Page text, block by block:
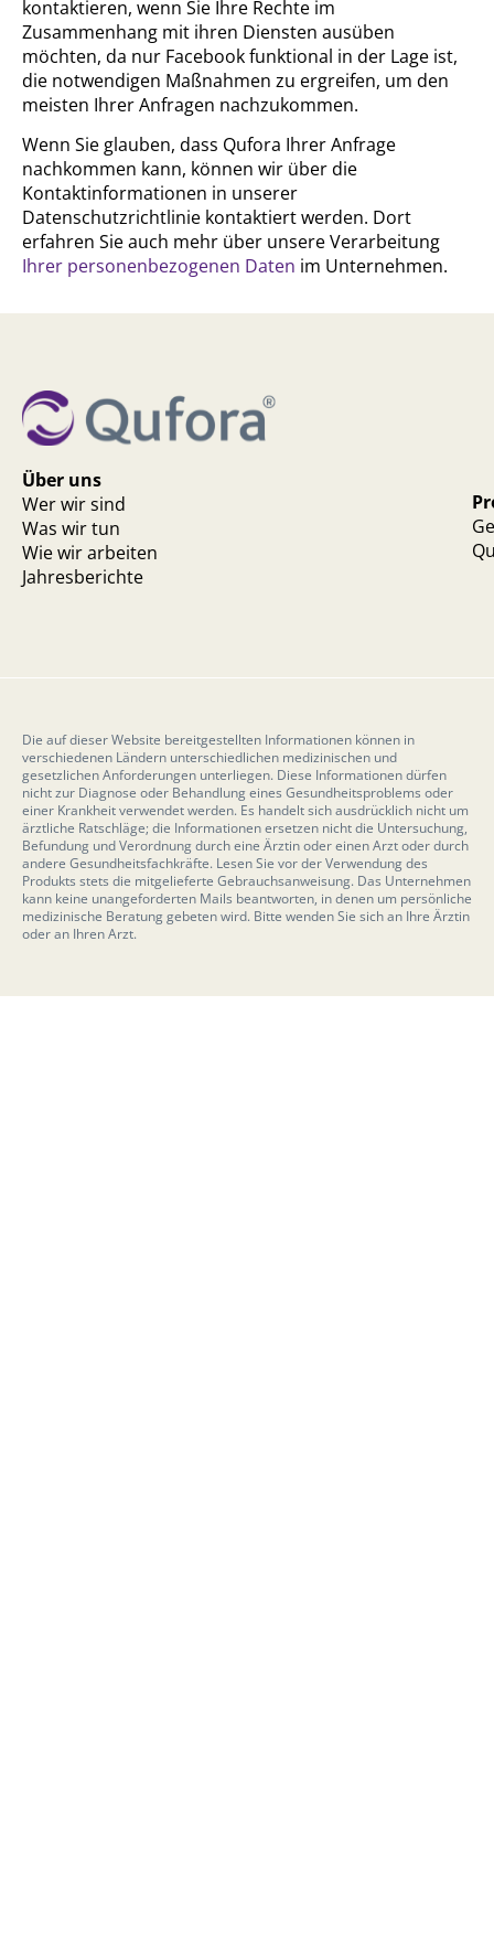
kontaktieren, wenn Sie Ihre Rechte im
Zusammenhang mit ihren Diensten ausüben
möchten, da nur Facebook funktional in der Lage ist,
die notwendigen Maßnahmen zu ergreifen, um den
meisten Ihrer Anfragen nachzukommen.
Wenn Sie glauben, dass Qufora Ihrer Anfrage
nachkommen kann, können wir über die
Kontaktinformationen in unserer
Datenschutzrichtlinie kontaktiert werden. Dort
erfahren Sie auch mehr über unsere Verarbeitung
Ihrer personenbezogenen Daten im Unternehmen.
Über uns
Wer wir sind
Was wir tun
Wie wir arbeiten
Jahresberichte
Die auf dieser Website bereitgestellten Informationen können in
verschiedenen Ländern unterschiedlichen medizinischen und
gesetzlichen Anforderungen unterliegen. Diese Informationen dürfen
nicht zur Diagnose oder Behandlung eines Gesundheitsproblems oder
einer Krankheit verwendet werden. Es handelt sich ausdrücklich nicht um
ärztliche Ratschläge; die Informationen ersetzen nicht die Untersuchung,
Befundung und Verordnung durch eine Ärztin oder einen Arzt oder durch
andere Gesundheitsfachkräfte. Lesen Sie vor der Verwendung des
Produkts stets die mitgelieferte Gebrauchsanweisung. Das Unternehmen
kann keine unangeforderten Mails beantworten, in denen um persönliche
medizinische Beratung gebeten wird. Bitte wenden Sie sich an Ihre Ärztin
oder an Ihren Arzt.